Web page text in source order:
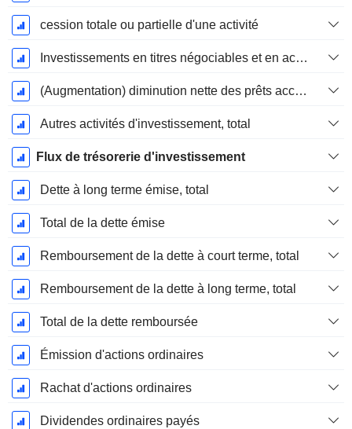
cession totale ou partielle d'une activité
Investissements en titres négociables et en actions, total
(Augmentation) diminution nette des prêts accordés / vendus - Investissements
Autres activités d'investissement, total
Flux de trésorerie d'investissement
Dette à long terme émise, total
Total de la dette émise
Remboursement de la dette à court terme, total
Remboursement de la dette à long terme, total
Total de la dette remboursée
Émission d'actions ordinaires
Rachat d'actions ordinaires
Dividendes ordinaires payés